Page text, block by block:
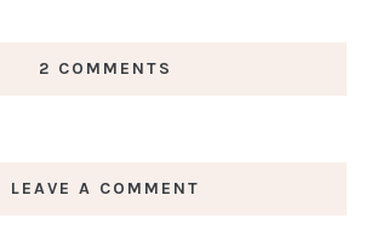
2 COMMENTS
LEAVE A COMMENT